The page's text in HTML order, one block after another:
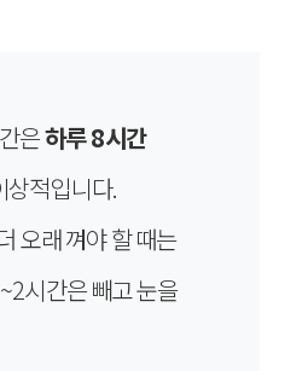
은하루 8시간
상적입니다.
오래 껴야 할 때는
시간은 빼고 눈을